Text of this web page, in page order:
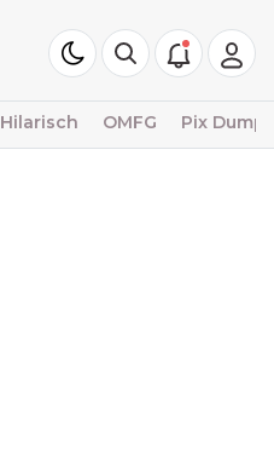
Hilarisch OMFG Pix Dump